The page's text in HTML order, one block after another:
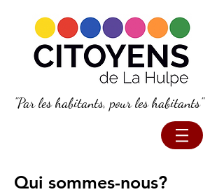
"Par les habitants, pour les habitants"
Qui sommes-nous?